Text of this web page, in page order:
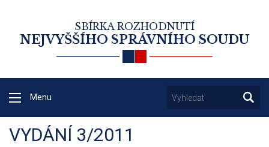
SBÍRKA ROZHODNUTÍ
NEJVYŠŠÍHO SPRÁVNÍHO SOUDU
Menu
VYDÁNÍ 3/2011